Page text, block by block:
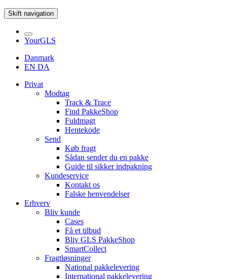
Skift navigation
YourGLS
Danmark
EN DA
Privat
Modtag
Track & Trace
Find PakkeShop
Fuldmagt
Hentekode
Send
Køb fragt
Sådan sender du en pakke
Guide til sikker indpakning
Kundeservice
Kontakt os
Falske henvendelser
Erhverv
Bliv kunde
Cases
Få et tilbud
Bliv GLS PakkeShop
SmartCollect
Fragtløsninger
National pakkelevering
International pakkelevering